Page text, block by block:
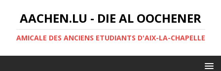
AACHEN.LU - DIE AL OOCHENER
AMICALE DES ANCIENS ETUDIANTS D'AIX-LA-CHAPELLE